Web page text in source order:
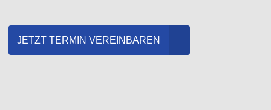
JETZT TERMIN VEREINBAREN